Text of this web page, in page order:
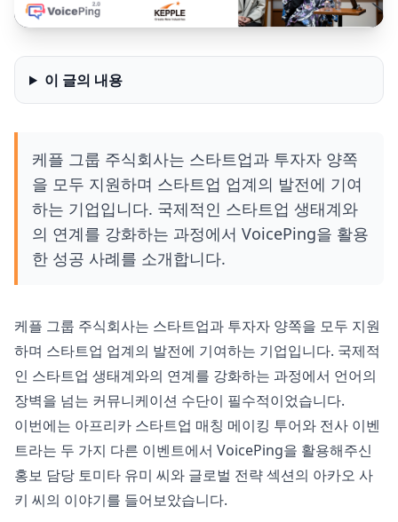
이 글의 내용
케플 그룹 주식회사는 스타트업과 투자자 양쪽
을 모두 지원하며 스타트업 업계의 발전에 기여
하는 기업입니다. 국제적인 스타트업 생태계와
의 연계를 강화하는 과정에서 VoicePing을 활용
한 성공 사례를 소개합니다.
케플 그룹 주식회사는 스타트업과 투자자 양쪽을 모두 지원
하며 스타트업 업계의 발전에 기여하는 기업입니다. 국제적
인 스타트업 생태계와의 연계를 강화하는 과정에서 언어의
장벽을 넘는 커뮤니케이션 수단이 필수적이었습니다.
이번에는 아프리카 스타트업 매칭 메이킹 투어와 전사 이벤
트라는 두 가지 다른 이벤트에서 VoicePing을 활용해주신
홍보 담당 토미타 유미 씨와 글로벌 전략 섹션의 아카오 사
키 씨의 이야기를 들어보았습니다.